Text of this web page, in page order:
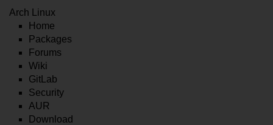
Arch Linux
Home
Packages
Forums
Wiki
GitLab
Security
AUR
Download